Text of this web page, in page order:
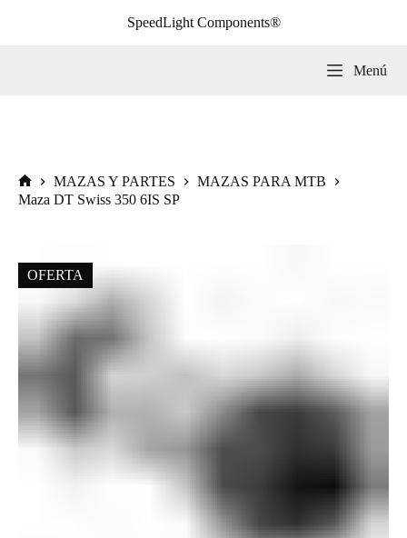
SpeedLight Components®
Menú
Inicio
MAZAS Y PARTES
MAZAS PARA MTB
Maza DT Swiss 350 6IS SP
OFERTA